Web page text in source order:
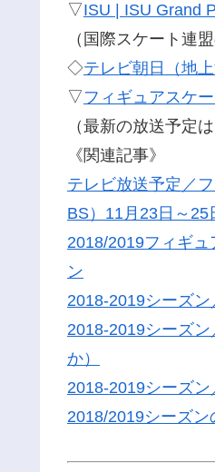
▽ISU | ISU Grand
（国際スケート連
◇テレビ朝日（地上
▽ フィギュアスケ
（最新の放送予定は
《関連記事》
テレビ放送予定／
BS）11月23日～25
2018/2019フィギ
ン
2018-2019シーズ
2018-2019シーズ
か）
2018-2019シーズ
2018/2019シーズ